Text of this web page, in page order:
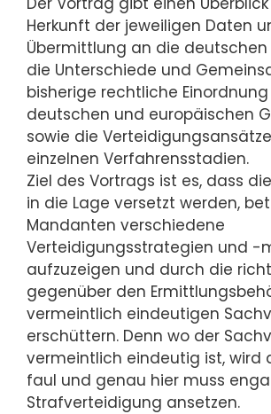
Herkunft der jeweiligen Daten
Übermittlung an die deutschen
die Unterschiede und
bisherige rechtliche
deutschen und europäischen
sowie die
einzelnen Verfahrensstadien.
Ziel des Vortrags ist es, dass
in die Lage versetzt werden,
Mandanten verschiedene
Verteidigungsstrategien und -
aufzuzeigen und durch die
gegenüber den
vermeintlich eindeutigen
erschüttern. Denn wo der
vermeintlich eindeutig ist, wird
faul und genau hier muss
Strafverteidigung ansetzen.